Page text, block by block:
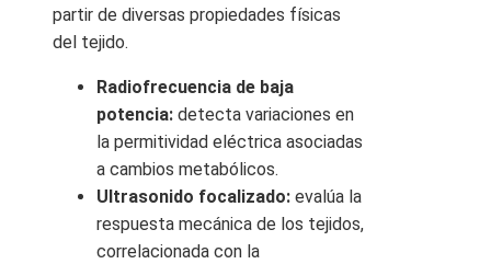
partir de diversas propiedades físicas
del tejido.
Radiofrecuencia de baja
potencia: detecta variaciones en
la permitividad eléctrica asociadas
a cambios metabólicos.
Ultrasonido focalizado: evalúa la
respuesta mecánica de los tejidos,
correlacionada con la